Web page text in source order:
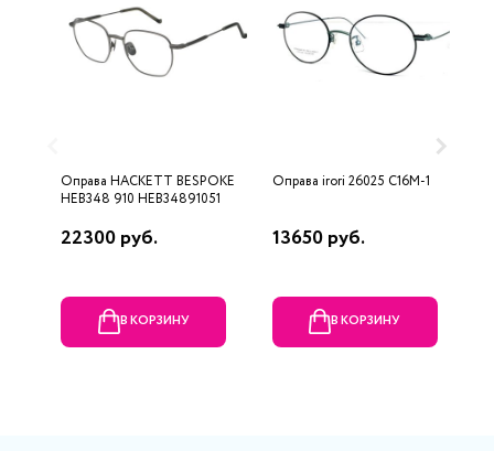
Оправа HACKETT BESPOKE
HEB348 910 HEB34891051
22300 руб.
В КОРЗИНУ
Оправа irori 26025 С16M-1
13650 руб.
В КОРЗИНУ